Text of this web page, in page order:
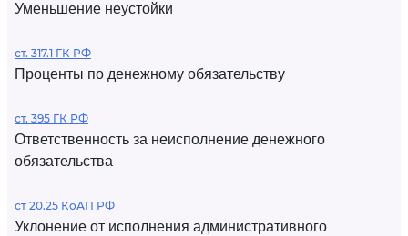
Уменьшение неустойки
ст. 317.1 ГК РФ
Проценты по денежному обязательству
ст. 395 ГК РФ
Ответственность за неисполнение денежного
обязательства
ст 20.25 КоАП РФ
Уклонение от исполнения административного